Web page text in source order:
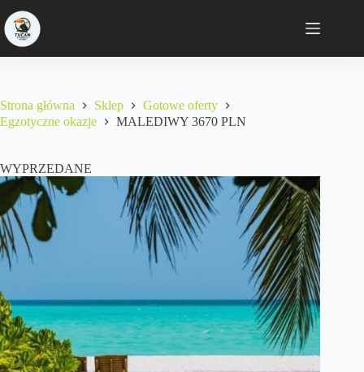
Strona główna Sklep
Gotowe oferty
Egzotyczne okazje
MALEDIWY 3670 PLN
WYPRZEDANE